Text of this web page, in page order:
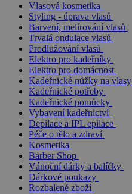
Vlasová kosmetika
Styling - úprava vlasů
Barvení, melírování vlasů
Trvalá ondulace vlasů
Prodlužování vlasů
Elektro pro kadeřníky
Elektro pro domácnost
Kadeřnické nůžky na vlasy
Kadeřnické potřeby
Kadeřnické pomůcky
Vybavení kadeřnictví
Depilace a IPL epilace
Péče o tělo a zdraví
Kosmetika
Barber Shop
Vánoční dárky a balíčky
Dárkové poukazy
Rozbalené zboží